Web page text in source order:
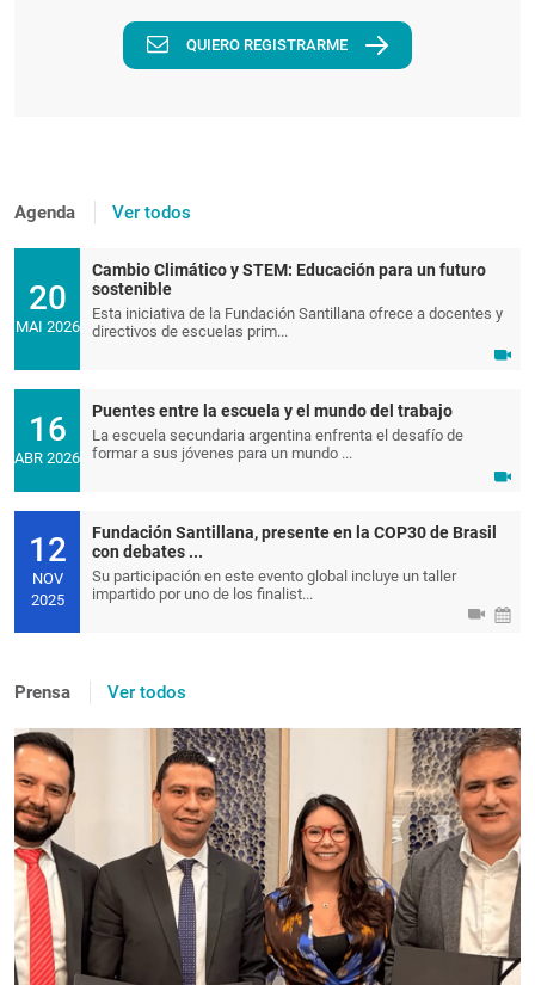
QUIERO REGISTRARME
Agenda Ver todos
20
MAI 2026
Cambio Climático y STEM: Educación para un futuro
sostenible
Esta iniciativa de la Fundación Santillana ofrece a docentes y
directivos de escuelas prim...
16
ABR 2026
Puentes entre la escuela y el mundo del trabajo
La escuela secundaria argentina enfrenta el desafío de
formar a sus jóvenes para un mundo ...
12
NOV
2025
Fundación Santillana, presente en la COP30 de Brasil
con debates ...
Su participación en este evento global incluye un taller
impartido por uno de los finalist...
Prensa Ver todos